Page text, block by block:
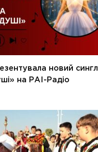
новий сингл
на РАІ-Радіо